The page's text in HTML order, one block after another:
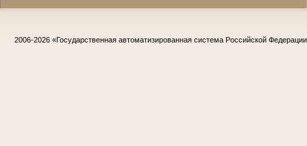
2006-2026 «Государственная автоматизированная система Российской